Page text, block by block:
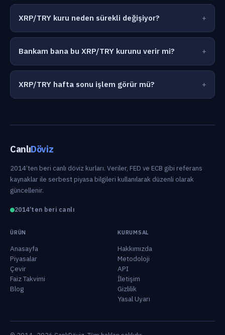
XRP/TRY kuru neden sürekli değişiyor?
Bankam bana bu XRP/TRY kurunu verir mi?
XRP/TRY hafta sonu işlem görür mü?
CanlıDöviz
2014’ten beri canlı döviz kurları. Veriler, FED ve ECB gibi referans
kaynaklar ile serbest piyasa bilgileri kullanılarak düzenli olarak
güncellenir.
2014’ten beri canlı
ÜRÜN
Anasayfa
Piyasalar
Çevir
Faiz Takvimi
Blog
KURUMSAL
Hakkımızda
Metodoloji
API
İletişim
Gizlilik
Yasal Uyarı